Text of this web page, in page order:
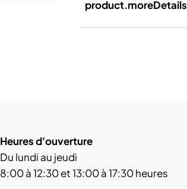
product.moreDetails
Heures d'ouverture
Du lundi au jeudi
8:00 à 12:30 et 13:00 à 17:30 heures